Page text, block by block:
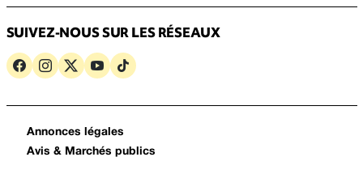
SUIVEZ-NOUS SUR LES RÉSEAUX
Annonces légales
Avis & Marchés publics